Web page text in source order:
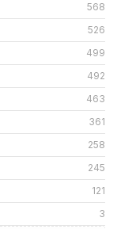
568
526
499
492
463
361
258
245
121
3